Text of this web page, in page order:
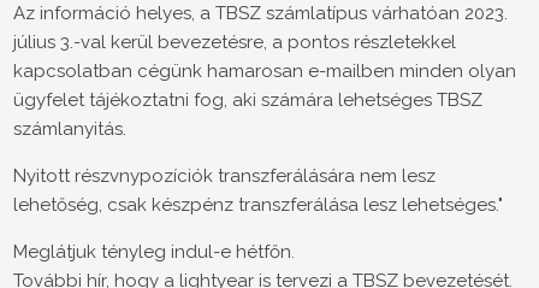
Az információ helyes, a TBSZ számlatípus várhatóan 2023.
július 3.-val kerül bevezetésre, a pontos részletekkel
kapcsolatban cégünk hamarosan e-mailben minden olyan
ügyfelet tájékoztatni fog, aki számára lehetséges TBSZ
számlanyitás.
Nyitott részvnypozíciók transzferálására nem lesz
lehetőség, csak készpénz transzferálása lesz lehetséges."
Meglátjuk tényleg indul-e hétfőn.
További hír, hogy a lightyear is tervezi a TBSZ bevezetését.